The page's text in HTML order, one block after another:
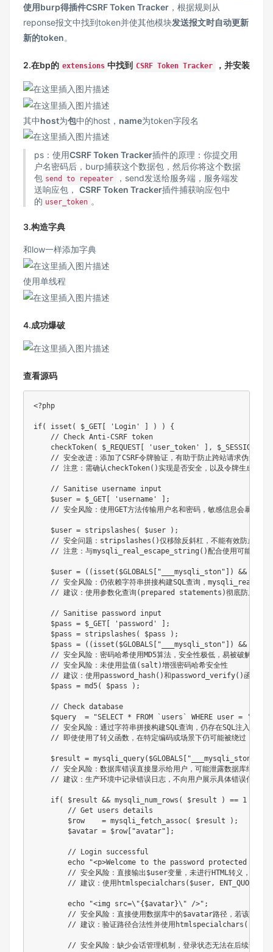
使用burp得插件CSRF Token Tracker ，根据规则从
reponse报文中找到token并使其他模块发送报文时自动更新
新的token。
2.在bp的 extensions 中找到 CSRF Token Tracker ，并安装
其中host为包中的host， name为token字段名
ps：使用CSRF Token Tracker插件的原理：你提交用
户名密码后，burp捕获这个数据包，然后你将这个数据
包 send to repeater
，send发送给服务端，服务端发
送响应包， CSRF Token Tracker插件捕获响应包中
的 user_token 。
3.构造字典
和low一样添加字典
使用单线程
4.成功爆破
查看源码
<?php
if( isset ( $_GET 'Login' ) )
{
// Check Anti-CSRF token
checkToken( $_REQUEST 'user_token' , $_SESSION
// 安全改进：添加了CSRF令牌验证，有助于防止跨站请求伪造攻击
// 注意：需确认checkToken()实现是否安全，以及令牌生成逻辑
// Sanitise username input
$user = $_GET 'username'
;
// 安全风险：使用GET方法传输用户名和密码，敏感信息会暴露在
$user = stripslashes ( $user ) ;
// 安全问题：stripslashes()仅移除反斜杠，不能有效防止SQL
// 注意：与mysqli_real_escape_string()配合使用可能产生意
$user = ( ( isset ( $GLOBALS "___mysqli_ston" ) &&
// 安全风险：仍依赖字符串拼接构建SQL查询，
// 建议：使用参数化查询(prepared statements)彻底防止SQL
// Sanitise password input
$pass = $_GET 'password'
;
$pass = stripslashes ( $pass ) ;
$pass = ( ( isset ( $GLOBALS "___mysqli_ston" ) &&
// 安全风险：密码哈希使用MD5算法，安全性极低，易被破解
// 安全风险：未使用盐值(salt)增强密码哈希安全性
// 建议：使用password_hash()和password_verify()函数
$pass = md5( $pass ) ;
// Check database
$query
= "SELECT * FROM `users` WHERE user = '
// 安全风险：通过字符串拼接构建SQL查询，仍存在SQL注入风险
// 即使使用了转义函数，在特定编码或场景下仍可能被绕过
$result = mysqli_query( $GLOBALS "___mysqli_ston"
// 安全风险：数据库错误直接显示给用户，可能泄露数据库结构等
// 建议：生产环境中记录错误日志，不向用户展示具体错误信息
if( $result && mysqli_num_rows ( $result ) == 1
// Get users details
$row
= mysqli_fetch_assoc( $result ) ;
$avatar = $row "avatar" ;
// Login successful
echo
"<p>Welcome to the password protected area
// 安全风险：直接输出$user变量，未进行HTML转义，可能存
// 建议：使用htmlspecialchars($user, ENT_QUOTES)转
echo "<img src=\"{ $avatar}\" />" ;
// 安全风险：直接使用数据库中的$avatar路径，若该值用户
// 建议：验证路径合法性并使用htmlspecialchars()转义
// 安全风险：缺少会话管理机制，登录状态无法在后续请求中